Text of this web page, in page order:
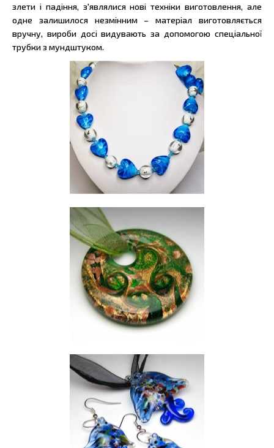
злети і падіння, з'являлися нові техніки виготовлення, але
одне залишилося незмінним – матеріал виготовляється
вручну, вироби досі видувають за допомогою спеціальної
трубки з мундштуком.